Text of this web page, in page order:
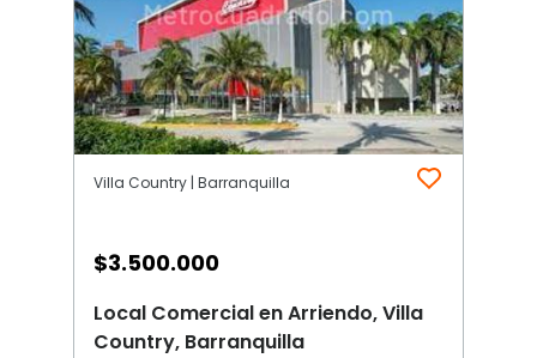
Villa Country | Barranquilla
$3.500.000
Local Comercial en Arriendo, Villa
Country, Barranquilla